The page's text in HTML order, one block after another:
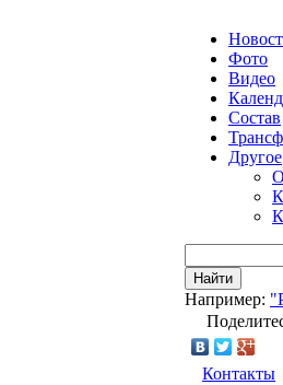
Фото
Видео
Состав
Другое
Найти
Например:
Контакты